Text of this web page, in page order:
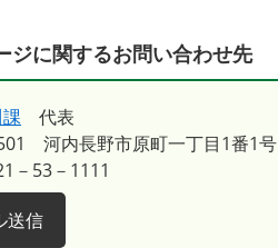
ジに関するお問い合わせ先
代表
河内長野市原町一丁目1番1号
－53－1111
送信